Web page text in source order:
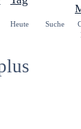
Heute Suche